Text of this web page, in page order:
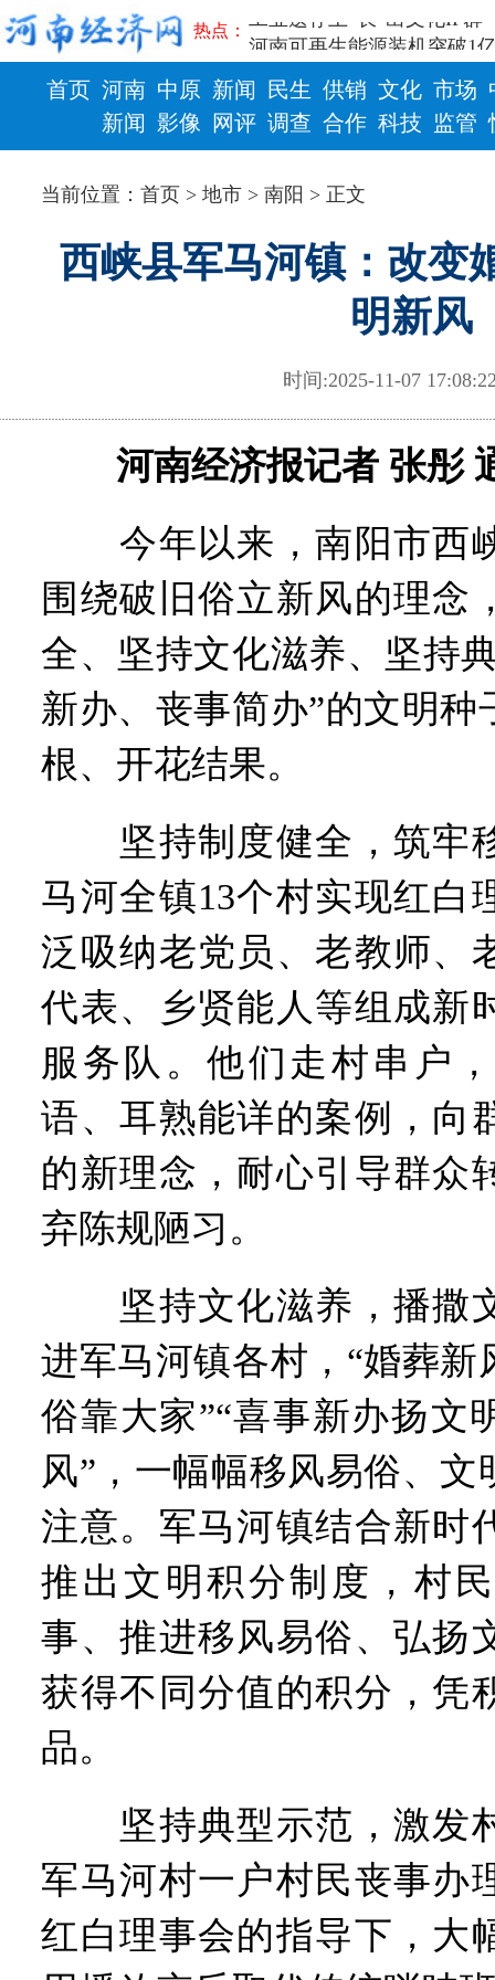
热点： 河南可再生能源装机突破1
三个“没想到”刷新港区速度
336件（组）意大利文物在
河南省政协十三届常委会第
习近平对防汛救灾工作作出
2026年“文明实践进基层”主
“七一勋章”获得者丨“炼油
“建设社会主义现代化强国
豫篮联赛结束第十七轮争
河南省二十条硬核举措出
“从根本上改变了中国人民
从国家科技奖看中原创新跃
“几分钱”传言背后 河南西
习近平出席国家科学技术奖
工业遗存上“长”出文化IP群
河南可再生能源装机突破1
三个“没想到”刷新港区速度
336件（组）意大利文物在
河南省政协十三届常委会
习近平对防汛救灾工作作出
郑州、济南、青岛三城联
2026年“文明实践进基层”主
省政协十三届常委会第二
“建设社会主义现代化强国
算力，正在重新“耕种”中原
河南省主汛期防汛抗旱工作
首页 河南
新闻
中原
影像
新闻
网评
民生
调查
供销
合作
文化
科技
市场
监管
财政 健康
当前位置：首页 >地市 >南阳 > 正文
西峡县军马河镇：改变
明新风
时间:2025-11-07
河南经济报记者 张彤
今年以来，南阳市西
围绕破旧俗立新风的理念
全、坚持文化滋养、坚持
新办、丧事简办”的文明种
根、开花结果。
坚持制度健全，筑牢
马河全镇13个村实现红白
泛吸纳老党员、老教师、
代表、乡贤能人等组成新
服务队。他们走村串户
语、耳熟能详的案例，向
的新理念，耐心引导群众
弃陈规陋习。
坚持文化滋养，播撒
进军马河镇各村，“婚葬新
俗靠大家”“喜事新办扬文
风”，一幅幅移风易俗、
注意。军马河镇结合新时
推出文明积分制度，村
事、推进移风易俗、弘扬
获得不同分值的积分，凭
品。
坚持典型示范，激发
军马河村一户村民丧事办
红白理事会的指导下，大